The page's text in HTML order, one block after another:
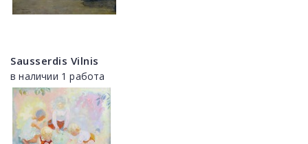
Sausserdis Vilnis
в наличии 1 работа